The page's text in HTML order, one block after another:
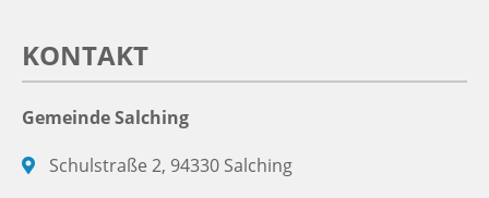
KONTAKT
Gemeinde Salching
Schulstraße 2, 94330 Salching